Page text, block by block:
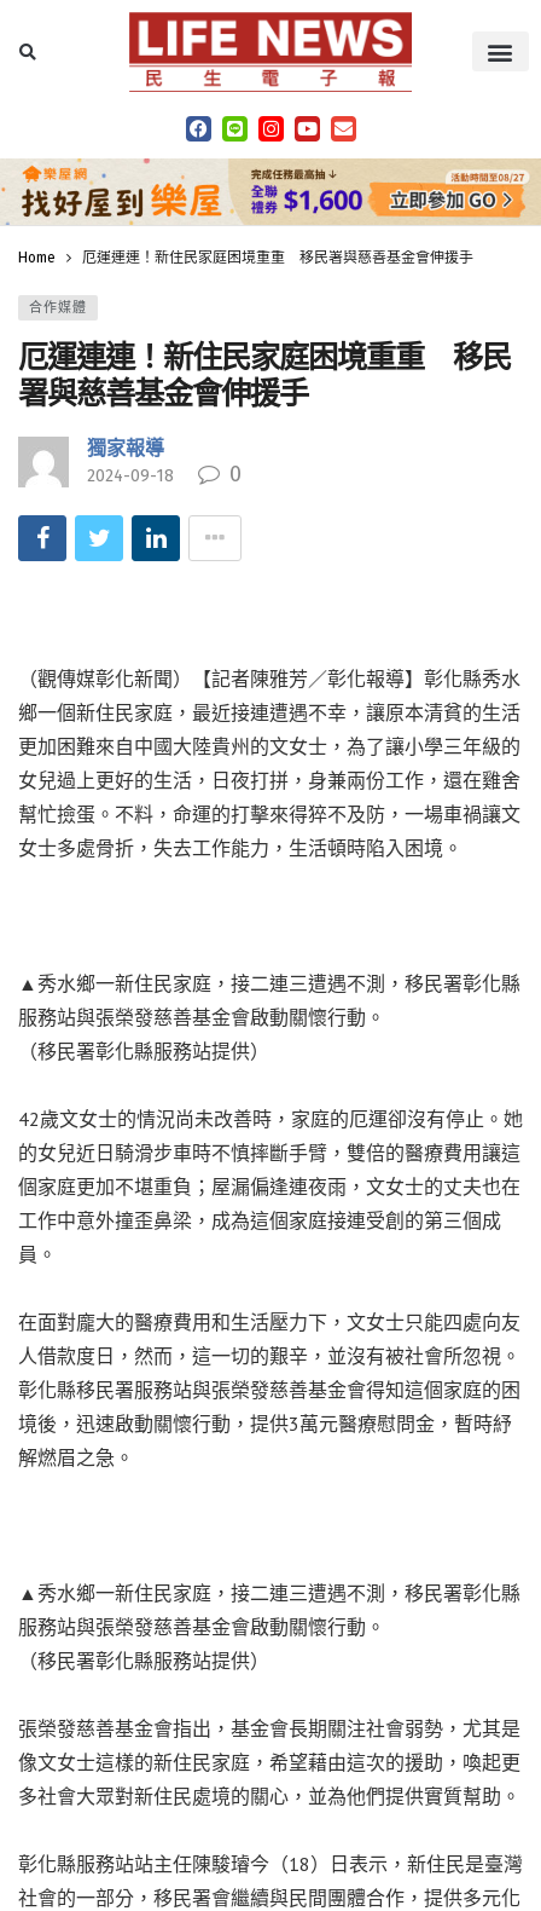
Home 厄運連連！新住民家庭困境重重 移民署與慈善基金會伸援手
合作媒體
厄運連連！新住民家庭困境重重 移民
署與慈善基金會伸援手
獨家報導
2024-09-18 0
（觀傳媒彰化新聞）【記者陳雅芳／彰化報導】彰化縣秀水
鄉一個新住民家庭，最近接連遭遇不幸，讓原本清貧的生活
更加困難來自中國大陸貴州的文女士，為了讓小學三年級的
女兒過上更好的生活，日夜打拼，身兼兩份工作，還在雞舍
幫忙撿蛋。不料，命運的打擊來得猝不及防，一場車禍讓文
女士多處骨折，失去工作能力，生活頓時陷入困境。
▲秀水鄉一新住民家庭，接二連三遭遇不測，移民署彰化縣
服務站與張榮發慈善基金會啟動關懷行動。
（移民署彰化縣服務站提供）
42歲文女士的情況尚未改善時，家庭的厄運卻沒有停止。她
的女兒近日騎滑步車時不慎摔斷手臂，雙倍的醫療費用讓這
個家庭更加不堪重負；屋漏偏逢連夜雨，文女士的丈夫也在
工作中意外撞歪鼻梁，成為這個家庭接連受創的第三個成
員。
在面對龐大的醫療費用和生活壓力下，文女士只能四處向友
人借款度日，然而，這一切的艱辛，並沒有被社會所忽視。
彰化縣移民署服務站與張榮發慈善基金會得知這個家庭的困
境後，迅速啟動關懷行動，提供3萬元醫療慰問金，暫時紓
解燃眉之急。
▲秀水鄉一新住民家庭，接二連三遭遇不測，移民署彰化縣
服務站與張榮發慈善基金會啟動關懷行動。
（移民署彰化縣服務站提供）
張榮發慈善基金會指出，基金會長期關注社會弱勢，尤其是
像文女士這樣的新住民家庭，希望藉由這次的援助，喚起更
多社會大眾對新住民處境的關心，並為他們提供實質幫助。
彰化縣服務站站主任陳駿璿今（18）日表示，新住民是臺灣
社會的一部分，移民署會繼續與民間團體合作，提供多元化